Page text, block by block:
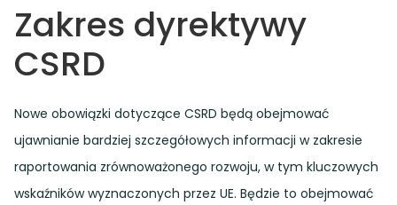
Zakres dyrektywy
CSRD
Nowe obowiązki dotyczące CSRD będą obejmować
ujawnianie bardziej szczegółowych informacji w zakresie
raportowania zrównoważonego rozwoju, w tym kluczowych
wskaźników wyznaczonych przez UE. Będzie to obejmować